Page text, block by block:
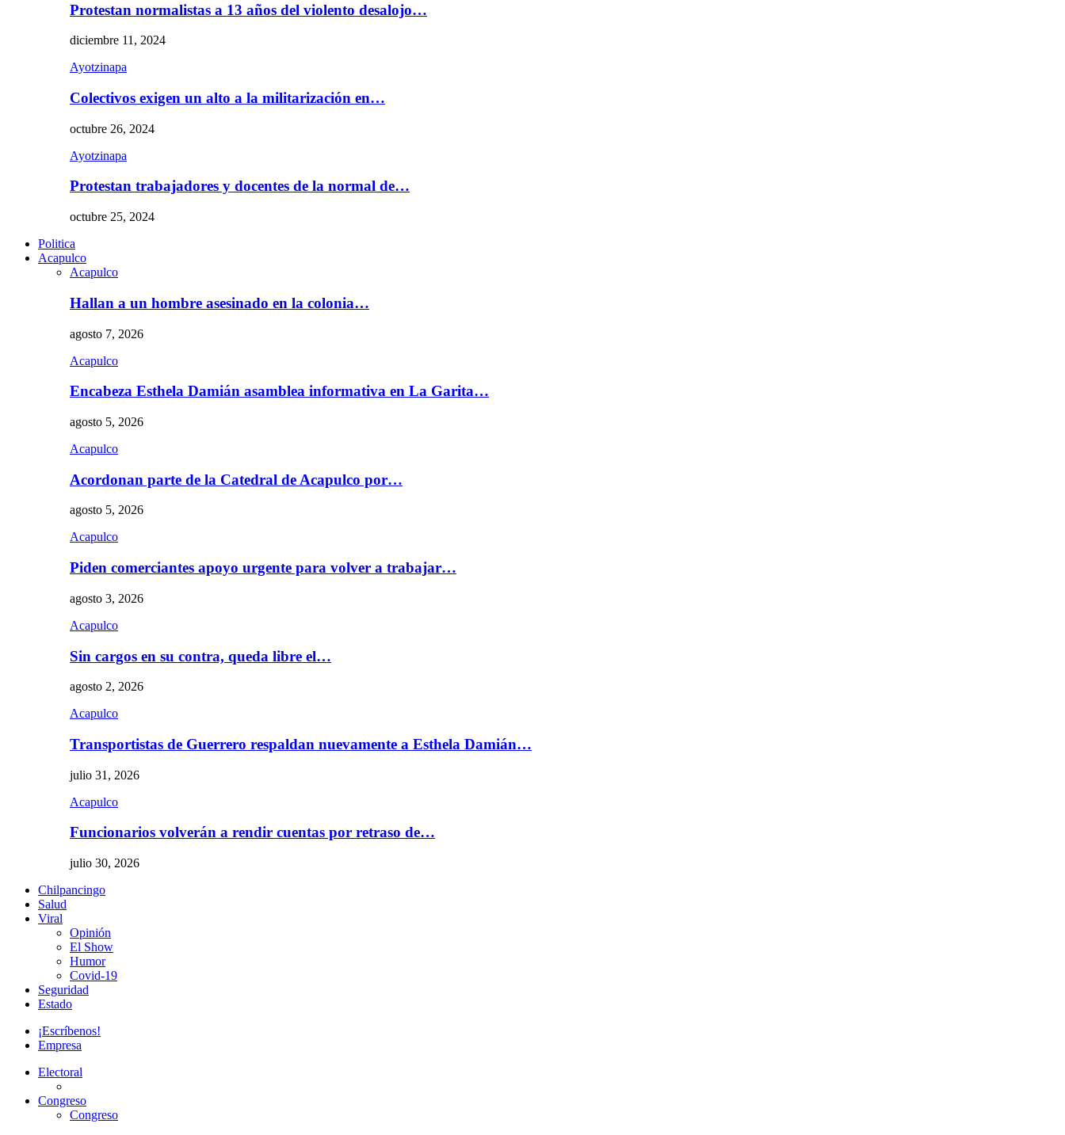
Protestan normalistas a 13 años del violento desalojo…
diciembre 11, 2024
Ayotzinapa
Colectivos exigen un alto a la militarización en…
octubre 26, 2024
Ayotzinapa
Protestan trabajadores y docentes de la normal de…
octubre 25, 2024
Politica
Acapulco
Acapulco
Hallan a un hombre asesinado en la colonia…
agosto 7, 2026
Acapulco
Encabeza Esthela Damián asamblea informativa en La Garita…
agosto 5, 2026
Acapulco
Acordonan parte de la Catedral de Acapulco por…
agosto 5, 2026
Acapulco
Piden comerciantes apoyo urgente para volver a trabajar…
agosto 3, 2026
Acapulco
Sin cargos en su contra, queda libre el…
agosto 2, 2026
Acapulco
Transportistas de Guerrero respaldan nuevamente a Esthela Damián…
julio 31, 2026
Acapulco
Funcionarios volverán a rendir cuentas por retraso de…
julio 30, 2026
Chilpancingo
Salud
Viral
Opinión
El Show
Humor
Covid-19
Seguridad
Estado
¡Escríbenos!
Empresa
Electoral
Congreso
Congreso